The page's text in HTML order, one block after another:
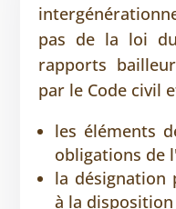
pas de la loi
rapports
par le Code civil
les éléments
obligations de
la désignation
à la